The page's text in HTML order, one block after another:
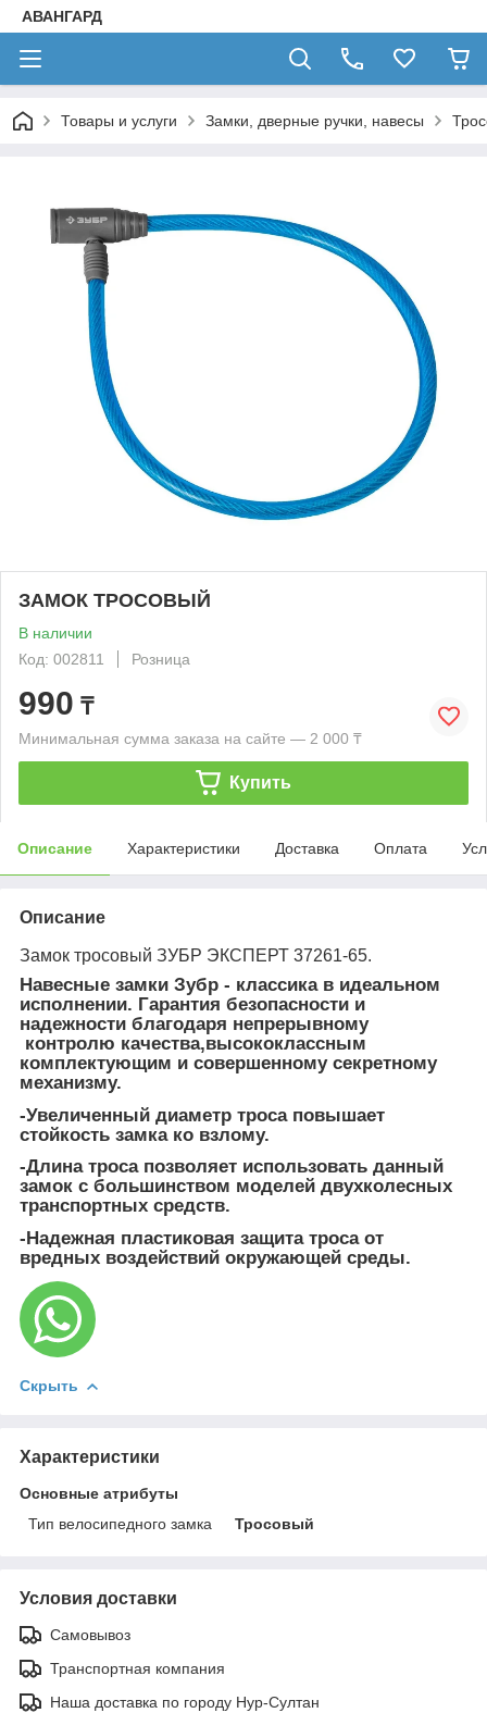
АВАНГАРД
Товары и услуги Замки, дверные ручки, навесы
ЗАМОК ТРОСОВЫЙ
В наличии
Код: 002811
Розница
990 ₸
Минимальная сумма заказа на сайте — 2 000 ₸
Купить
Описание Характеристики Доставка Оплата
Описание
Замок тросовый ЗУБР ЭКСПЕРТ 37261-65.
Навесные замки Зубр - классика в идеальном
исполнении. Гарантия безопасности и
надежности благодаря непрерывному
контролю качества,высококлассным
комплектующим и совершенному секретному
механизму.
-Увеличенный диаметр троса повышает
стойкость замка ко взлому.
-Длина троса позволяет использовать данный
замок с большинством моделей двухколесных
транспортных средств.
-Надежная пластиковая защита троса от
вредных воздействий окружающей среды.
Скрыть
Характеристики
Основные атрибуты
Тип велосипедного замка
Тросовый
Условия доставки
Самовывоз
Транспортная компания
Наша доставка по городу Нур-Султан